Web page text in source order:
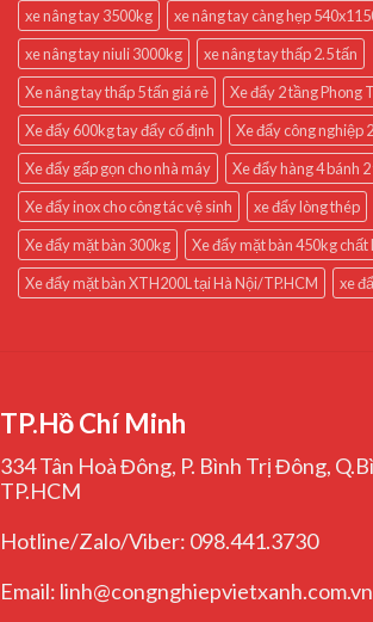
xe nâng tay 3500kg
xe nâng tay càng hẹp
xe nâng tay niuli 3000kg
xe nâng tay thấp 2.5 tấn
Xe nâng tay thấp 5 tấn giá rẻ
Xe đẩy 2 tầng Phong
Xe đẩy 600kg tay đẩy cố định
Xe đẩy công nghiệp
Xe đẩy gấp gọn cho nhà máy
Xe đẩy hàng 4 bánh
Xe đẩy inox cho công tác vệ sinh
xe đẩy lòng thép
Xe đẩy mặt bàn 300kg
Xe đẩy mặt bàn 450kg
Xe đẩy mặt bàn XTH200L tại Hà Nội/TP.HCM
xe
TP.Hồ Chí Minh
334 Tân Hoà Đông, P. Bình Trị Đông,
TP.HCM
Hotline/Zalo/Viber: 098.441.3730
Email: linh@congnghiepvietxanh.com.vn